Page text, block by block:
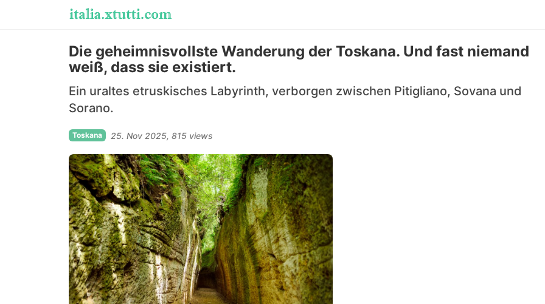
Die geheimnisvollste Wanderung der Toskana. Und fast niemand
weiß, dass sie existiert.
Ein uraltes etruskisches Labyrinth, verborgen zwischen Pitigliano, Sovana und
Sorano.
Toskana 25. Nov 2025 815 views